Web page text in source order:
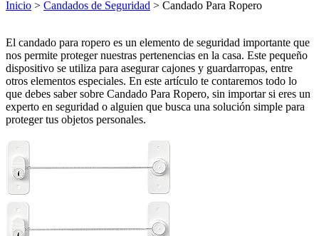
Inicio > Candados de Seguridad > Candado Para Ropero
El candado para ropero es un elemento de seguridad importante que
nos permite proteger nuestras pertenencias en la casa. Este pequeño
dispositivo se utiliza para asegurar cajones y guardarropas, entre
otros elementos especiales. En este artículo te contaremos todo lo
que debes saber sobre Candado Para Ropero, sin importar si eres un
experto en seguridad o alguien que busca una solución simple para
proteger tus objetos personales.